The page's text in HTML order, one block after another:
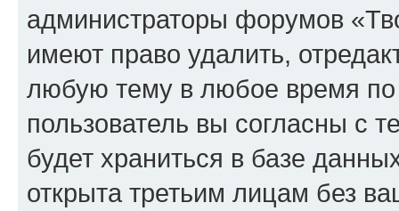
администраторы форумов
имеют право удалить,
любую тему в любое время
пользователь вы согласны с
будет храниться в базе
открыта третьим лицам без